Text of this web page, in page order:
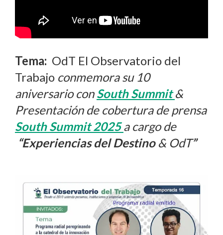
Tema: OdT El Observatorio del
Trabajo conmemora su 10
aniversario con South Summit&
Presentación de cobertura de prensa
South Summit 2025a cargo de
“Experiencias del Destino & OdT”